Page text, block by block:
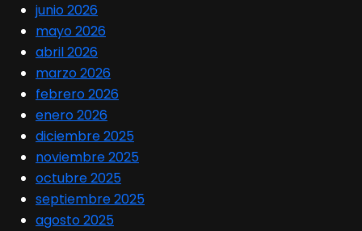
junio 2026
mayo 2026
abril 2026
marzo 2026
febrero 2026
enero 2026
diciembre 2025
noviembre 2025
octubre 2025
septiembre 2025
agosto 2025